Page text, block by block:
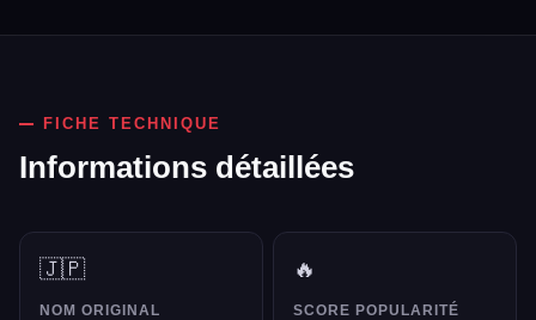
FICHE TECHNIQUE
Informations détaillées
🇯🇵
NOM ORIGINAL
🔥
SCORE POPULARITÉ